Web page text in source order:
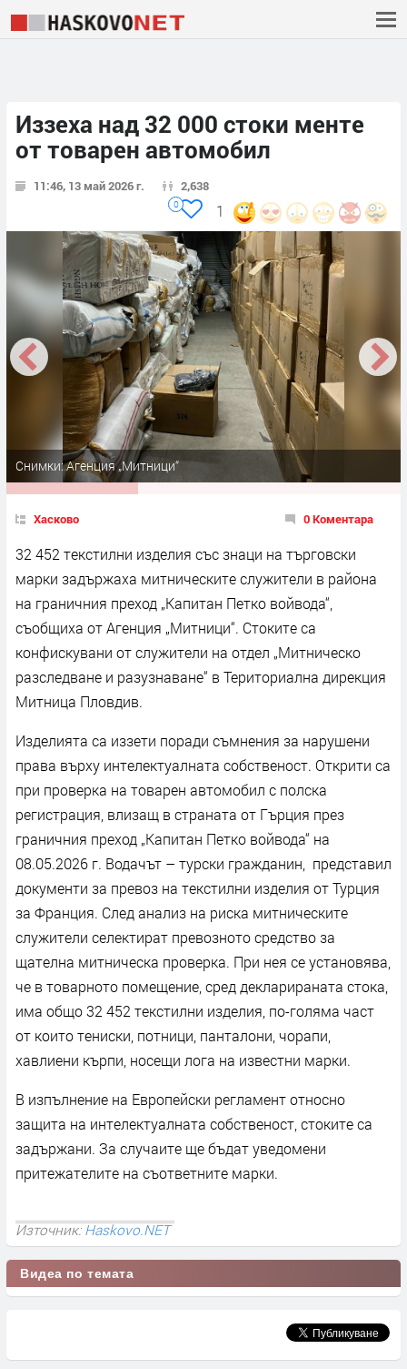
Иззеха над 32 000 стоки менте
от товарен автомобил
11:46, 13 май 2026 г. 2,638
1
0
Снимки: Агенция „Митници“
Хасково 0 Коментара
32 452 текстилни изделия със знаци на търговски
марки задържаха митническите служители в района
на граничния преход „Капитан Петко войвода“,
съобщиха от Агенция „Митници“. Стоките са
конфискувани от служители на отдел „Митническо
разследване и разузнаване“ в Териториална дирекция
Митница Пловдив.
Изделията са иззети поради съмнения за нарушени
права върху интелектуалната собственост. Открити са
при проверка на товарен автомобил с полска
регистрация, влизащ в страната от Гърция през
граничния преход „Капитан Петко войвода“ на
08.05.2026 г. Водачът – турски гражданин, представил
документи за превоз на текстилни изделия от Турция
за Франция. След анализ на риска митническите
служители селектират превозното средство за
щателна митническа проверка. При нея се установява,
че в товарното помещение, сред декларираната стока,
има общо 32 452 текстилни изделия, по-голяма част
от които тениски, потници, панталони, чорапи,
хавлиени кърпи, носещи лога на известни марки.
В изпълнение на Европейски регламент относно
защита на интелектуалната собственост, стоките са
задържани. За случаите ще бъдат уведомени
притежателите на съответните марки.
Източник:Haskovo.NET
Видеа по темата